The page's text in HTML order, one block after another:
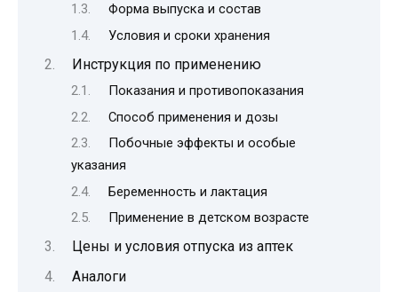
Форма выпуска и состав
Условия и сроки хранения
Инструкция по применению
Показания и противопоказания
Способ применения и дозы
Побочные эффекты и особые
указания
Беременность и лактация
Применение в детском возрасте
Цены и условия отпуска из аптек
Аналоги